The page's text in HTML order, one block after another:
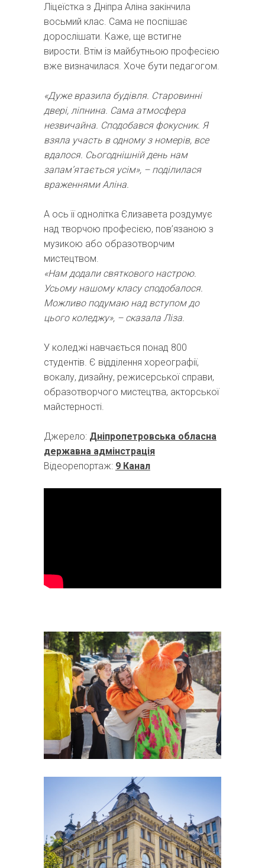
Ліцеїстка з Дніпра Аліна закінчила
восьмий клас. Сама не поспішає
дорослішати. Каже, ще встигне
вирости. Втім із майбутньою професією
вже визначилася. Хоче бути педагогом.
«Дуже вразила будівля. Старовинні
двері, ліпнина. Сама атмосфера
незвичайна. Сподобався фокусник. Я
взяла участь в одному з номерів, все
вдалося. Сьогоднішній день нам
запам’ятається усім», – поділилася
враженнями Аліна.
А ось її однолітка Єлизавета роздумує
над творчою професією, пов’язаною з
музикою або образотворчим
мистецтвом.
«Нам додали святкового настрою.
Усьому нашому класу сподобалося.
Можливо подумаю над вступом до
цього коледжу», – сказала Ліза.
У коледжі навчається понад 800
студентів. Є відділення хореографії,
вокалу, дизайну, режисерської справи,
образотворчого мистецтва, акторської
майстерності.
Джерело: Дніпропетровська обласна
державна адмінстрація
Відеорепортаж: 9 Канал